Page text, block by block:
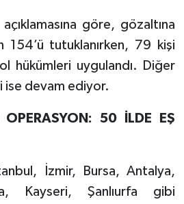
açıklamasına göre, gözaltına
154’ü tutuklanırken, 79 kişi
hükümleri uygulandı. Diğer
ise devam ediyor.
OPERASYON: 50 İLDE EŞ
İzmir, Bursa, Antalya,
Kayseri, Şanlıurfa gibi